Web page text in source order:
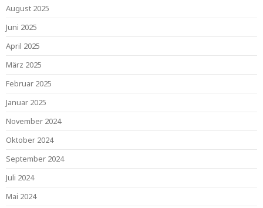
August 2025
Juni 2025
April 2025
März 2025
Februar 2025
Januar 2025
November 2024
Oktober 2024
September 2024
Juli 2024
Mai 2024